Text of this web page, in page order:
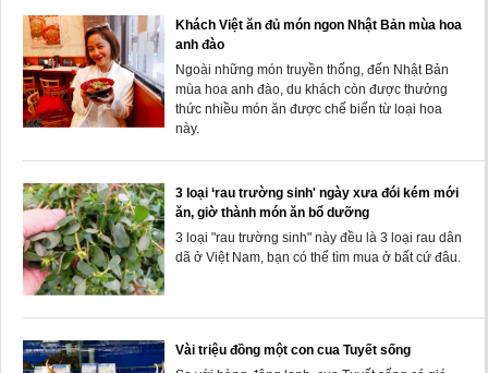
Khách Việt ăn đủ món ngon Nhật Bản mùa hoa
anh đào
Ngoài những món truyền thống, đến Nhật Bản
mùa hoa anh đào, du khách còn được thưởng
thức nhiều món ăn được chế biến từ loại hoa
này.
3 loại ‘rau trường sinh' ngày xưa đói kém mới
ăn, giờ thành món ăn bổ dưỡng
3 loại "rau trường sinh" này đều là 3 loại rau dân
dã ở Việt Nam, bạn có thể tìm mua ở bất cứ đâu.
Vài triệu đồng một con cua Tuyết sống